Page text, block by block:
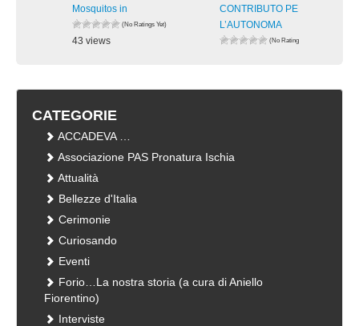
Mosquitos in
(No Ratings Yet)
43 views
CONTRIBUTO PER
L’AUTONOMA
(No Ratings Yet)
CATEGORIE
ACCADEVA …
Associazione PAS Pronatura Ischia
Attualità
Bellezze d'Italia
Cerimonie
Curiosando
Eventi
Forio…La nostra storia (a cura di Aniello
Fiorentino)
Interviste